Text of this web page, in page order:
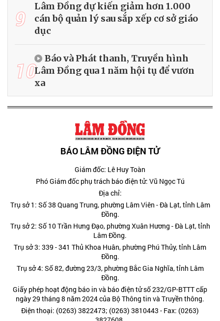
9
Lâm Đồng dự kiến giảm hơn 1.000
cán bộ quản lý sau sắp xếp cơ sở giáo
dục
10
Báo và Phát thanh, Truyền hình
Lâm Đồng qua 1 năm hội tụ để vươn
xa
BÁO LÂM ĐỒNG ĐIỆN TỬ
Giám đốc: Lê Huy Toàn
Phó Giám đốc phụ trách báo điện tử: Vũ Ngọc Tú
Địa chỉ:
Trụ sở 1: Số 38 Quang Trung, phường Lâm Viên - Đà Lạt, tỉnh Lâm
Đồng.
Trụ sở 2: Số 10 Trần Hưng Đạo, phường Xuân Hương - Đà Lạt, tỉnh
Lâm Đồng.
Trụ sở 3: 339 - 341 Thủ Khoa Huân, phường Phú Thủy, tỉnh Lâm
Đồng.
Trụ sở 4: Số 82, đường 23/3, phường Bắc Gia Nghĩa, tỉnh Lâm
Đồng.
Giấy phép hoạt động báo in và báo điện tử số 232/GP-BTTT cấp
ngày 29 tháng 8 năm 2024 của Bộ Thông tin và Truyền thông.
Điện thoại: (0263) 3822473; (0263) 3810443 - Fax: (0263)